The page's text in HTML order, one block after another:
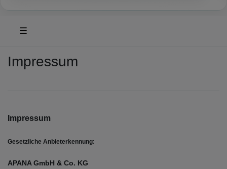
☰
Impressum
Impressum
Gesetzliche Anbieterkennung:
APANA GmbH & Co. KG